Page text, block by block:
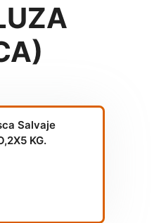
Salvaje
KG.